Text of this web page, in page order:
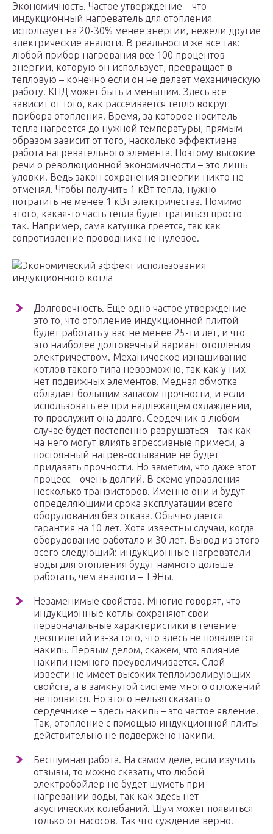
Экономичность. Частое утверждение – что
индукционный нагреватель для отопления
использует на 20-30% менее энергии, нежели другие
электрические аналоги. В реальности же все так:
любой прибор нагревания все 100 процентов
энергии, которую он использует, превращает в
тепловую – конечно если он не делает механическую
работу. КПД может быть и меньшим. Здесь все
зависит от того, как рассеивается тепло вокруг
прибора отопления. Время, за которое носитель
тепла нагреется до нужной температуры, прямым
образом зависит от того, насколько эффективна
работа нагревательного элемента. Поэтому высокие
речи о революционной экономичности – это лишь
уловки. Ведь закон сохранения энергии никто не
отменял. Чтобы получить 1 кВт тепла, нужно
потратить не менее 1 кВт электричества. Помимо
этого, какая-то часть тепла будет тратиться просто
так. Например, сама катушка греется, так как
сопротивление проводника не нулевое.
Экономический эффект использования
индукционного котла
Долговечность. Еще одно частое утверждение –
это то, что отопление индукционной плитой
будет работать у вас не менее 25-ти лет, и что
это наиболее долговечный вариант отопления
электричеством. Механическое изнашивание
котлов такого типа невозможно, так как у них
нет подвижных элементов. Медная обмотка
обладает большим запасом прочности, и если
использовать ее при надлежащем охлаждении,
то прослужит она долго. Сердечник в любом
случае будет постепенно разрушаться – так как
на него могут влиять агрессивные примеси, а
постоянный нагрев-остывание не будет
придавать прочности. Но заметим, что даже этот
процесс – очень долгий. В схеме управления –
несколько транзисторов. Именно они и будут
определяющими срока эксплуатации всего
оборудования без отказа. Обычно дается
гарантия на 10 лет. Хотя известны случаи, когда
оборудование работало и 30 лет. Вывод из этого
всего следующий: индукционные нагреватели
воды для отопления будут намного дольше
работать, чем аналоги – ТЭНы.
Незаменимые свойства. Многие говорят, что
индукционные котлы сохраняют свои
первоначальные характеристики в течение
десятилетий из-за того, что здесь не появляется
накипь. Первым делом, скажем, что влияние
накипи немного преувеличивается. Слой
извести не имеет высоких теплоизолирующих
свойств, а в замкнутой системе много отложений
не появится. Но этого нельзя сказать о
сердечнике – здесь накипь – это частое явление.
Так, отопление с помощью индукционной плиты
действительно не подвержено накипи.
Бесшумная работа. На самом деле, если изучить
отзывы, то можно сказать, что любой
электробойлер не будет шуметь при
нагревании воды, так как здесь нет
акустических колебаний. Шум может появиться
только от насосов. Так что суждение верно.